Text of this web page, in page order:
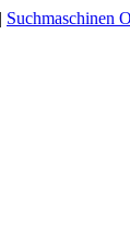
| Suchmaschinen